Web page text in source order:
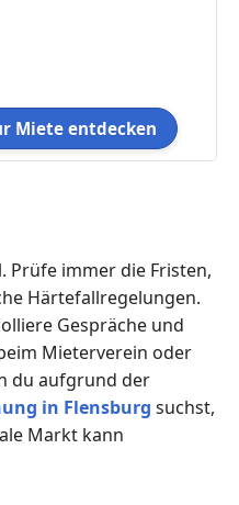
Miete entdecken
Prüfe immer die Fristen,
Härtefallregelungen.
Gespräche und
Mieterverein oder
du aufgrund der
in Flensburg suchst,
Markt kann